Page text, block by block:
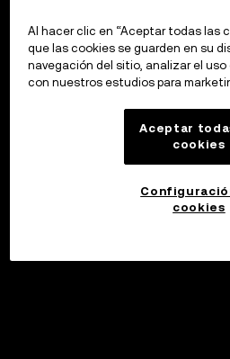
Al hacer clic en “Aceptar todas las
que las cookies se guarden en su
navegación del sitio, analizar el uso
con nuestros estudios para
Aceptar
cookies
cookies